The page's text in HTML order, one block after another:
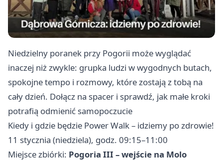
Niedzielny poranek przy Pogorii może wyglądać
inaczej niż zwykle: grupka ludzi w wygodnych butach,
spokojne tempo i rozmowy, które zostają z tobą na
cały dzień. Dołącz na spacer i sprawdź, jak małe kroki
potrafią odmienić samopoczucie
Kiedy i gdzie będzie Power Walk – idziemy po zdrowie!
11 stycznia (niedziela), godz. 09:15–11:00
Miejsce zbiórki: Pogoria III – wejście na Molo